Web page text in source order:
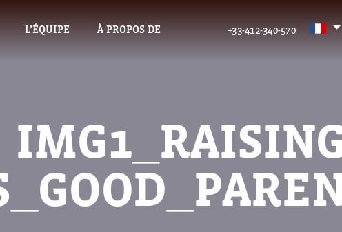
L’ÉQUIPE À PROPOS DE +33-412-340-570